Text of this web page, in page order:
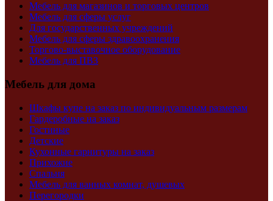
Мебель для магазинов и торговых центров
Мебель для сферы услуг
Для государственных учреждений
Мебель для сферы здравоохранения
Торгово-выставочное оборудование
Мебель для ПВЗ
Мебель для дома
Шкафы купе на заказ по индивидуальным размерам
Гардеробные на заказ
Гостиные
Детские
Кухонные гарнитуры на заказ
Прихожие
Спальня
Мебель для ванных комнат, душевых
Перегородки